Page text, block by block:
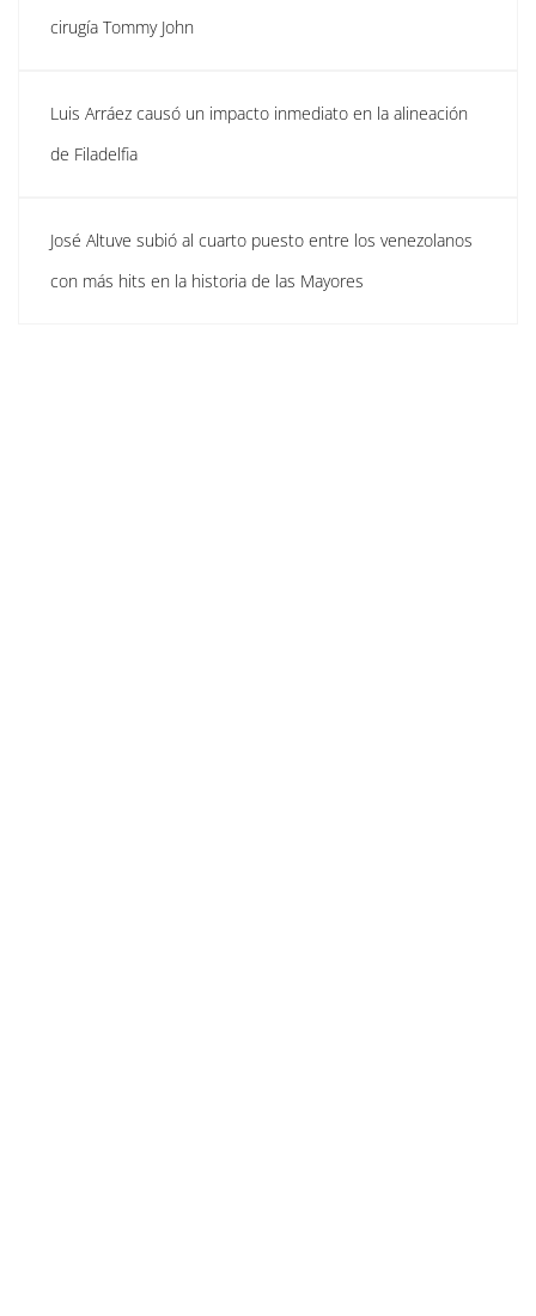
cirugía Tommy John
Luis Arráez causó un impacto inmediato en la alineación
de Filadelfia
José Altuve subió al cuarto puesto entre los venezolanos
con más hits en la historia de las Mayores